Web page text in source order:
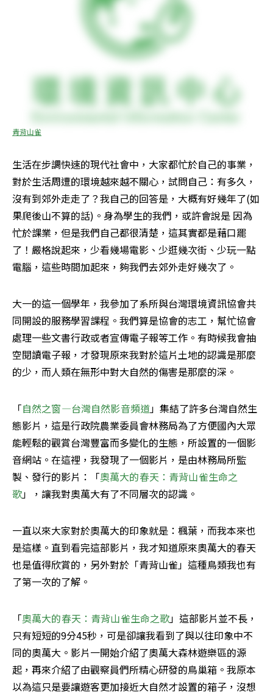
青背山雀
生活在步調快速的現代社會中，大家都忙於自己的事業，
對於生活周遭的環境越來越不關心，試問自己：有多久，
沒有到郊外走走了？我自己的回答是，大概有好幾年了(如
果爬後山不算的話)。身為學生的我們，或許會說是 因為
忙於課業，但是我們自己都很清楚，這其實都是藉口罷
了！嚴格說起來，少看幾場電影、少逛幾次街、少玩一點
電腦，這些時間加起來，夠我們去郊外走好幾次了。
大一的這一個學年，我參加了系所與台灣環境資訊協會共
同開設的服務學習課程。我們算是協會的志工，幫忙協會
處理一些文書行政或者宣傳電子報等工作。有時候我會抽
空閱讀電子報，才發現原來我對於這片土地的認識是那麼
的少，而人類在無形中對大自然的傷害是那麼的深。
「自然之窗—台灣自然影音頻道」集結了許多台灣自然生
態影片，這是行政院農業委員會林務局為了方便國內大眾
能輕鬆的觀賞台灣豐富而多變化的生態，所設置的一個影
音網站。在這裡，我發現了一個影片，是由林務局所監
製、發行的影片：「奧萬大的春天：青背山雀生命之
歌」，讓我對奧萬大有了不同層次的認識。
一直以來大家對於奧萬大的印象就是：楓葉，而我本來也
是這樣。直到看完這部影片，我才知道原來奧萬大的春天
也是值得欣賞的，另外對於「青背山雀」這種鳥類我也有
了第一次的了解。
「奧萬大的春天：青背山雀生命之歌」這部影片並不長，
只有短短的9分45秒，可是卻讓我看到了與以往印象中不
同的奧萬大。影片一開始介紹了奧萬大森林遊樂區的源
起，再來介紹了由觀察員們所精心研發的鳥巢箱。我原本
以為這只是要讓遊客更加接近大自然才設置的箱子，沒想